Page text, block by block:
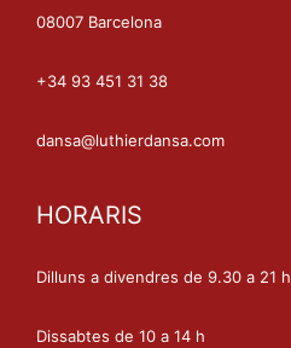
08007 Barcelona
+34 93 451 31 38
dansa@luthierdansa.com
HORARIS
Dilluns a divendres de 9.30 a 21 h
Dissabtes de 10 a 14 h